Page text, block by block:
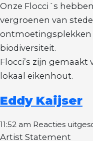
Onze Flocci´s
vergroenen van
ontmoetingsplekken
biodiversiteit.
Flocci’s zijn
lokaal eikenhout.
Eddy Kaijser
11:52 am Reacties
Artist Statement